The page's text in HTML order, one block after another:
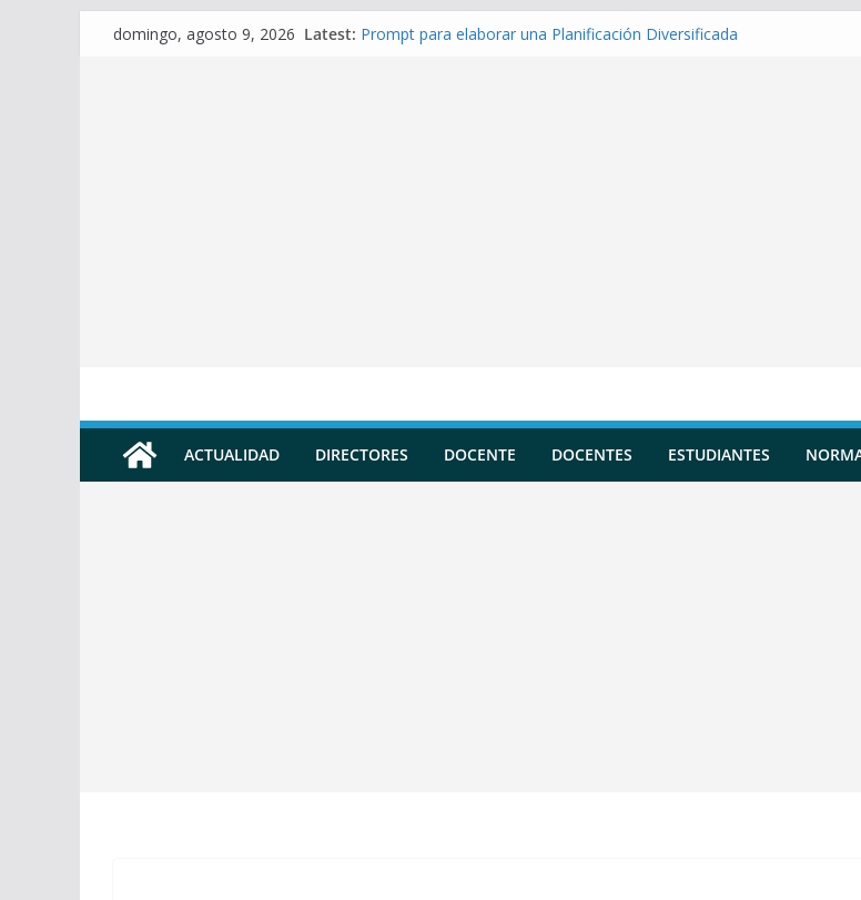
domingo, agosto 9, 2026 Latest: Prompt para elaborar una Planificación Diversificada
ACTUALIDAD DIRECTORES DOCENTE DOCENTES ESTUDIANTES